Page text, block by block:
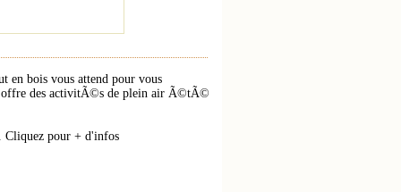
en bois vous attend pour vous
offre des activitÃ©s de plein air Ã©tÃ©
Cliquez pour + d'infos